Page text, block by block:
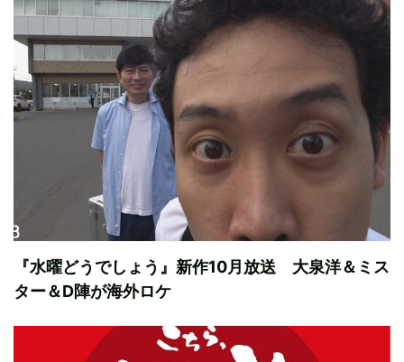
『水曜どうでしょう』新作10月放送 大泉洋＆ミス
ター＆D陣が海外ロケ